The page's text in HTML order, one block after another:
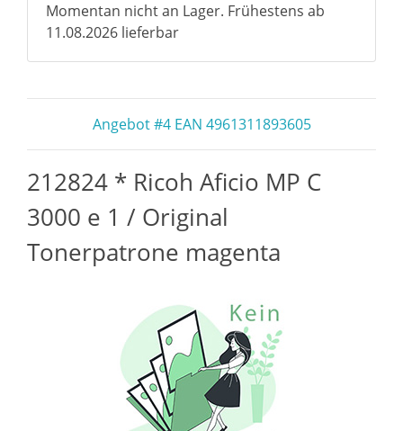
Momentan nicht an Lager. Frühestens ab
11.08.2026 lieferbar
Angebot #4 EAN 4961311893605
212824 * Ricoh Aficio MP C
3000 e 1 / Original
Tonerpatrone magenta